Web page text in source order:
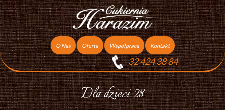
Dla dzieci 28
O Nas Oferta
Torty
Ciasta
Ciasteczka
Współpraca
Praca
Kontakt
32 424 38 84